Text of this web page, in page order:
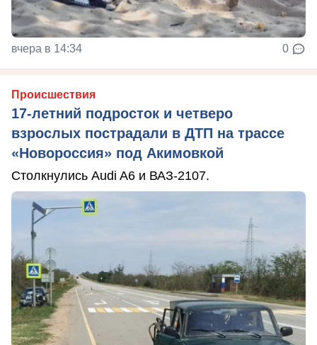
вчера в 14:34 0
Происшествия
17-летний подросток и четверо
взрослых пострадали в ДТП на трассе
«Новороссия» под Акимовкой
Столкнулись Audi A6 и ВАЗ-2107.